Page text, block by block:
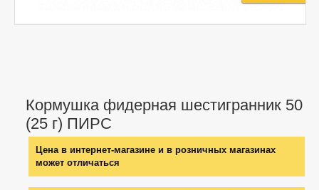
Кормушка фидерная шестигранник 50
(25 г) ПИРС
Цена в интернет-магазине и в розничных магазинах
может отличаться